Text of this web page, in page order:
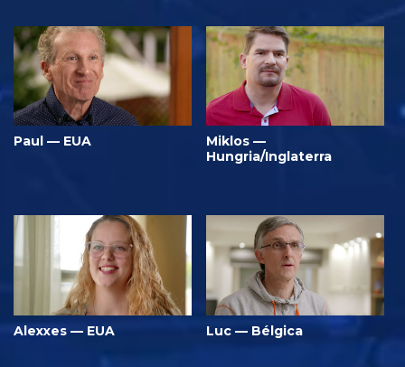
Paul — EUA
Miklos —
Hungria/Inglaterra
Alexxes — EUA Luc — Bélgica